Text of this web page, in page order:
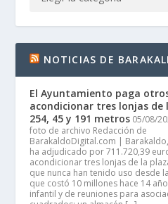
NOTICIAS DE
El Ayuntamiento paga
acondicionar tres lonjas
254, 45 y 191 metros 05/08/
foto de archivo Redacción de
BarakaldoDigital.com |
ha adjudicado por 711.720,39
acondicionar tres lonjas de la
que nunca han tenido uso desde
que costó 10 millones hace 14
infantil y de reuniones para